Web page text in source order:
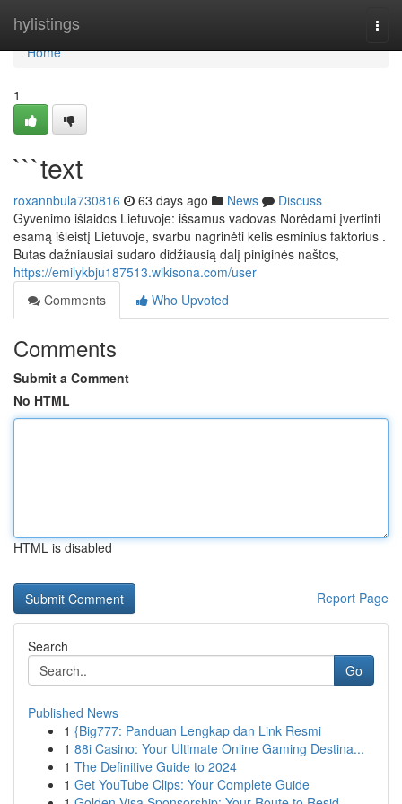
hylistings
Home
Home
1
```text
roxannbula730816 63 days ago News
Discuss
Gyvenimo išlaidos Lietuvoje: išsamus vadovas Norėdami įvertinti
esamą išleistį Lietuvoje, svarbu nagrinėti kelis esminius faktorius .
Butas dažniausiai sudaro didžiausią dalį piniginės naštos,
https://emilykbju187513.wikisona.com/user
Comments
Who Upvoted
Comments
Submit a Comment
No HTML
HTML is disabled
Report Page
Search
Go
Published News
1 {Big777: Panduan Lengkap dan Link Resmi
1 88i Casino: Your Ultimate Online Gaming Destina...
1 The Definitive Guide to 2024
1 Get YouTube Clips: Your Complete Guide